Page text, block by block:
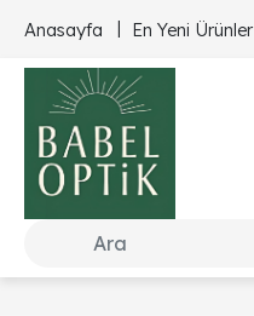
Anasayfa En Yeni Ürünler